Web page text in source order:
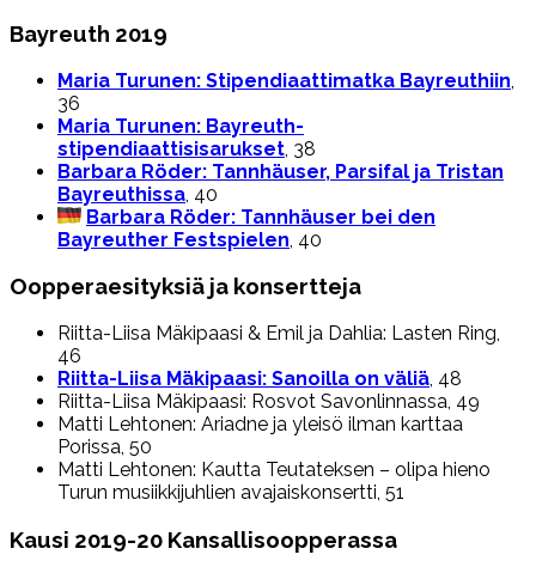
Bayreuth 2019
Maria Turunen: Stipendiaattimatka Bayreuthiin
36
Maria Turunen: Bayreuth-
stipendiaattisisarukset , 38
Barbara Röder: Tannhäuser, Parsifal ja Tristan
Bayreuthissa , 40
Barbara Röder: Tannhäuser bei den
Bayreuther Festspielen , 40
Oopperaesityksiä ja konsertteja
Riitta-Liisa Mäkipaasi & Emil ja Dahlia: Lasten Ring,
46
Riitta-Liisa Mäkipaasi: Sanoilla on väliä, 48
Riitta-Liisa Mäkipaasi: Rosvot Savonlinnassa, 49
Matti Lehtonen: Ariadne ja yleisö ilman karttaa
Porissa, 50
Matti Lehtonen: Kautta Teutateksen – olipa hieno
Turun musiikkijuhlien avajaiskonsertti, 51
Kausi 2019-20 Kansallisoopperassa